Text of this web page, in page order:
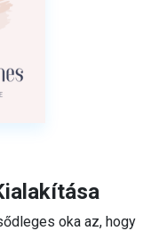
oka az, hogy